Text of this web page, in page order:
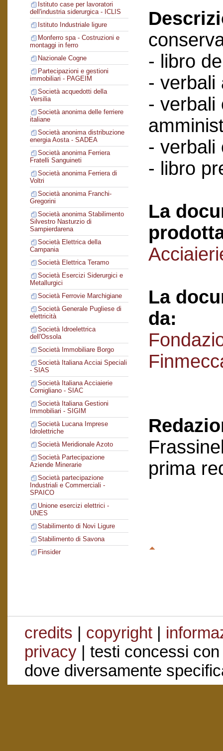
Istituto case per lavoratori
dell'industria siderurgica - ICLIS
Istituto Industriale ligure
Monferro spa - Costruzioni e
montaggi in ferro
Nazionale Cogne
Partecipazioni e gestioni
immobiliari - PAGEIM
Società acquedotti della
Versilia
Società anonima delle ferriere
italiane
Società anonima distribuzione
energia Aosta - SADEA
Società anonima Ferriera
Fratelli Sanguineti
Società anonima Ferriera di
Voltri
Società anonima Franchi-
Gregorini
Società anonima Stabilimento
Silvestro Nasturzio di
Sampierdarena
Società Elettrica della
Campania
Società Elettrica Teramo
Società Esercizi Siderurgici e
Metallurgici
Società Ferrovie Marchigiane
Società Generale Pugliese di
elettricità
Società Idroelettrica
dell'Ossola
Società Immobiliare Borgo
Società Italiana Acciai Speciali
- SIAS
Società Italiana Acciaierie
Cornigliano - SIAC
Società Italiana Gestioni
Immobiliari - SIGIM
Società Lucana Imprese
Idrolettriche
Società Meridionale Azoto
Società Partecipazione
Aziende Minerarie
Società partecipazione
Industriali e Commerciali -
SPAICO
Unione esercizi elettrici -
UNES
Stabilimento di Novi Ligure
Stabilimento di Savona
Finsider
- libro
- verbali
- verbali
- verbali
- libro
La
La
da:
prima
credits | copyright|
privacy| testi concessi
dove diversamente